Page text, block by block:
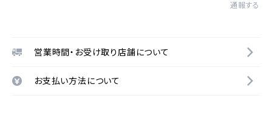
通報する
営業時間・お受け取り店舗について
お支払い方法について